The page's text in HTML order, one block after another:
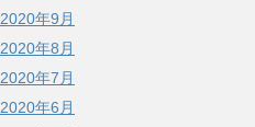
2020年9月
2020年8月
2020年7月
2020年6月